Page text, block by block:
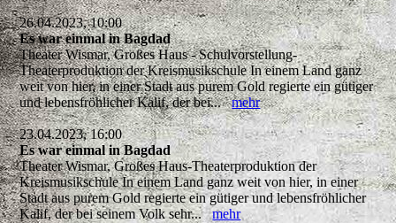
26.04.2023, 10:00
Es war einmal in Bagdad
Theater Wismar, Großes Haus - Schulvorstellung-
Theaterproduktion der Kreismusikschule In einem Land ganz
weit von hier, in einer Stadt aus purem Gold regierte ein gütiger
und lebensfröhlicher Kalif, der bei...mehr
23.04.2023, 16:00
Es war einmal in Bagdad
Theater Wismar, Großes Haus-Theaterproduktion der
Kreismusikschule In einem Land ganz weit von hier, in einer
Stadt aus purem Gold regierte ein gütiger und lebensfröhlicher
Kalif, der bei seinem Volk sehr...mehr